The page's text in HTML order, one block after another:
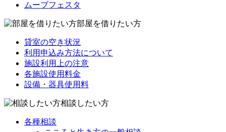
ムーブフェスタ
部屋を借りたい方
貸室の空き状況
利用申込み方法について
施設利用上の注意
各施設使用料金
設備・器具使用料
相談したい方
各種相談